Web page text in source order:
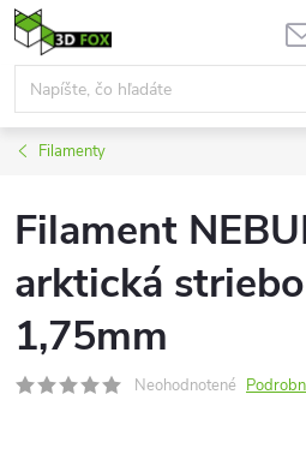
Prejsť
na
obsah
Filamenty
Filament
arktická
1,75mm
Neohodnotené